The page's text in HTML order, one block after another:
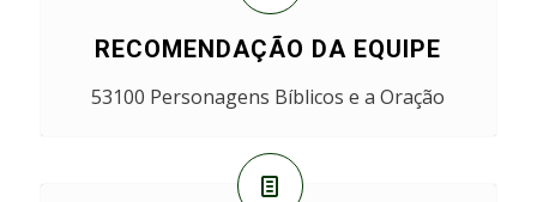
RECOMENDAÇÃO DA EQUIPE
53100 Personagens Bíblicos e a Oração